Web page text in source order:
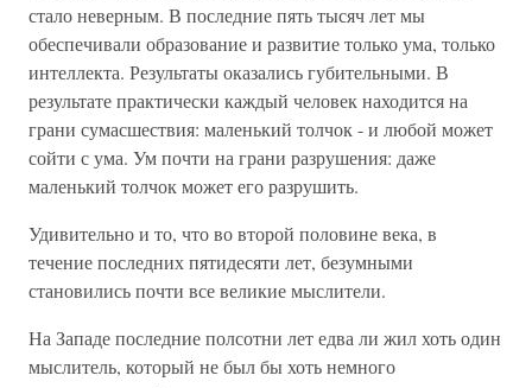
стало неверным. В последние пять тысяч лет мы
обеспечивали образование и развитие только ума, только
интеллекта. Результаты оказались губительными. В
результате практически каждый человек находится на
грани сумасшествия: маленький толчок - и любой может
сойти с ума. Ум почти на грани разрушения: даже
маленький толчок может его разрушить.
Удивительно и то, что во второй половине века, в
течение последних пятидесяти лет, безумными
становились почти все великие мыслители.
На Западе последние полсотни лет едва ли жил хоть один
мыслитель, который не был бы хоть немного